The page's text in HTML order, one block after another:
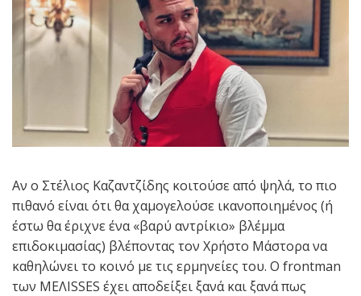
Αν ο Στέλιος Καζαντζίδης κοιτούσε από ψηλά, το πιο
πιθανό είναι ότι θα χαμογελούσε ικανοποιημένος (ή
έστω θα έριχνε ένα «βαρύ αντρίκιο» βλέμμα
επιδοκιμασίας) βλέποντας τον Χρήστο Μάστορα να
καθηλώνει το κοινό με τις ερμηνείες του. Ο frontman
των ΜΕΛΙSSES έχει αποδείξει ξανά και ξανά πως